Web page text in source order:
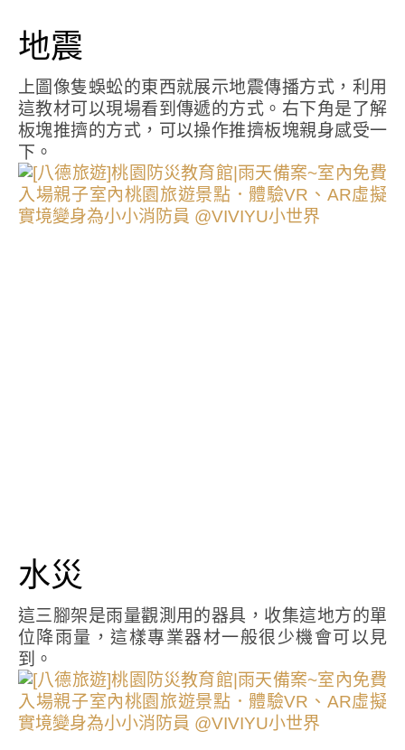
地震
上圖像隻蜈蚣的東西就展示地震傳播方式，利用
這教材可以現場看到傳遞的方式。右下角是了解
板塊推擠的方式，可以操作推擠板塊親身感受一
下。
水災
這三腳架是雨量觀測用的器具，收集這地方的單
位降雨量，這樣專業器材一般很少機會可以見
到。